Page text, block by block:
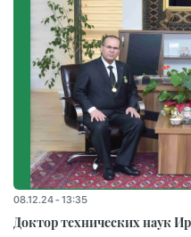
08.12.24 - 13:35
Доктор технических наук